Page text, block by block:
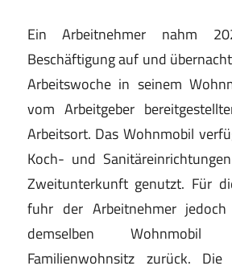
Ein Arbeitnehmer nahm
Beschäftigung auf und
Arbeitswoche in seinem
vom Arbeitgeber
Arbeitsort. Das Wohnmobil
Koch- und
Zweitunterkunft genutzt. Für
fuhr der Arbeitnehmer
demselben
Familienwohnsitz zurück.